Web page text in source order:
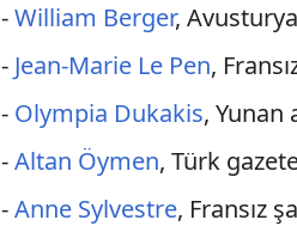
-William Berger,
- Jean-Marie Le Pen,
- Olympia Dukakis, Yunan
-Altan Öymen, Türk
-Anne Sylvestre, Fransız